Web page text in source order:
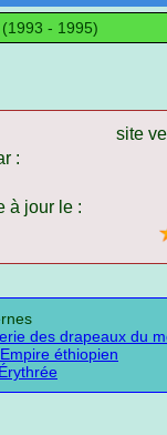
- 1995)
site
:
à jour le :
des drapeaux du
éthiopien